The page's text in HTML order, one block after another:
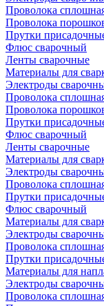
Проволока
Проволока
Прутки
Флюс сварочный
Ленты сварочные
Материалы для
Электроды
Проволока
Проволока
Прутки
Флюс сварочный
Ленты сварочные
Материалы для
Электроды
Проволока
Прутки
Флюс сварочный
Материалы для
Электроды
Проволока
Прутки
Материалы для
Электроды
Проволока